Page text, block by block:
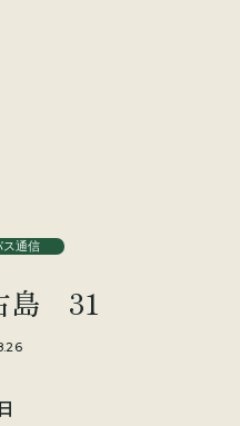
ス通信
島 31
介